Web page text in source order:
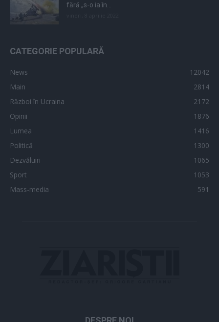
fără „s-o ia în...
CATEGORIE POPULARĂ
News
12042
Main
2814
Război în Ucraina
2172
Opinii
1876
Lumea
1416
Politică
1300
Dezvăluiri
1065
Sport
1053
Mass-media
591